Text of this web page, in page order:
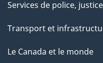
Services de police,
Transport et
Le Canada et le monde